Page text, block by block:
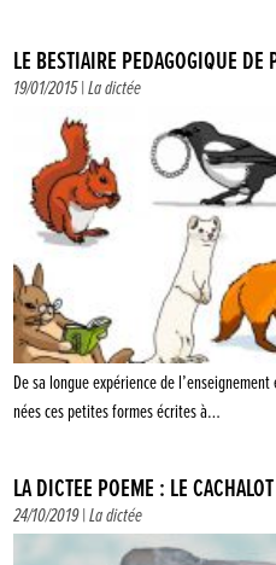
LE BESTIAIRE PÉDAGOGIQUE DE
19/01/2015 |La dictée
De sa longue expérience de
nées ces petites formes écrites à…
LA DICTÉE POÈME : LE CACHALOT
24/10/2019 |La dictée